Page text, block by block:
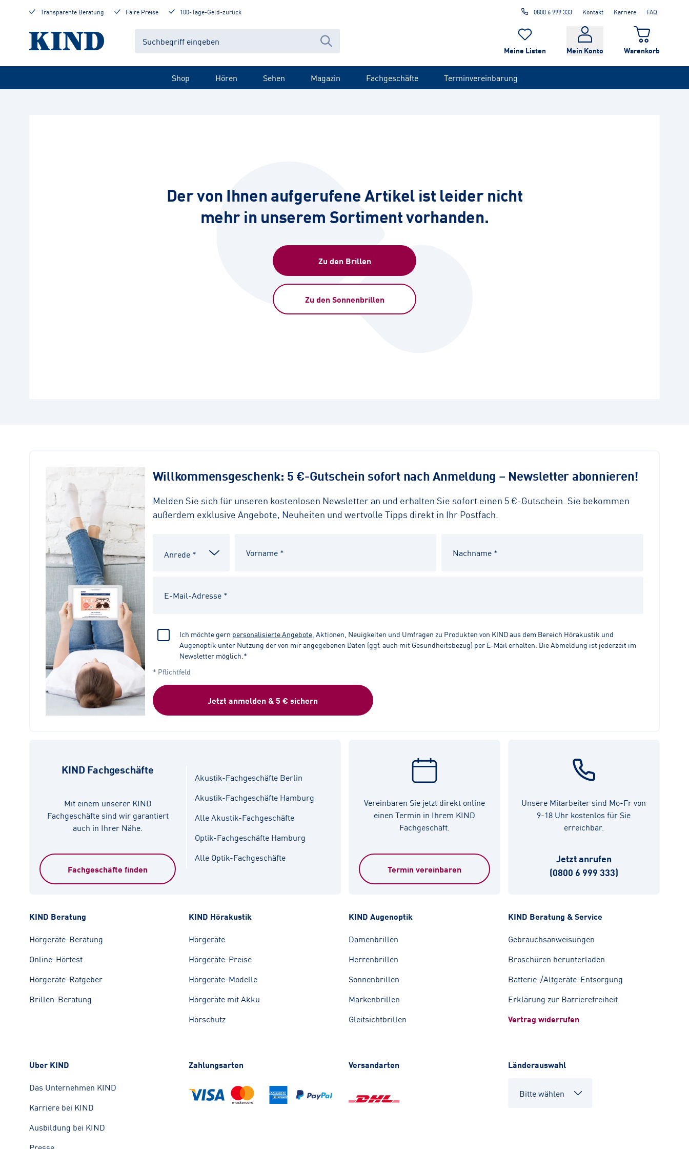
Transparente Beratung Faire Preise 100-Tage-Geld-zurück 0800 6 999 333 Kontakt Karriere FAQ
Meine Listen Mein Konto Warenkorb
Shop Hören Sehen Magazin Fachgeschäfte Terminvereinbarung
Der von Ihnen aufgerufene Artikel ist leider nicht
mehr in unserem Sortiment vorhanden.
Zu den Brillen
Zu den Sonnenbrillen
Willkommensgeschenk: 5 €-Gutschein sofort nach Anmeldung – Newsletter abonnieren!
Melden Sie sich für unseren kostenlosen Newsletter an und erhalten Sie sofort einen 5 €-Gutschein. Sie bekommen
außerdem exklusive Angebote, Neuheiten und wertvolle Tipps direkt in Ihr Postfach.
Ich möchte gern personalisierte Angebote, Aktionen, Neuigkeiten und Umfragen zu Produkten von KIND aus dem Bereich Hörakustik und
Augenoptik unter Nutzung der von mir angegebenen Daten (ggf. auch mit Gesundheitsbezug) per E-Mail erhalten. Die Abmeldung ist jederzeit im
Newsletter möglich.*
* Pflichtfeld
Jetzt anmelden & 5 € sichern
KIND Fachgeschäfte
Mit einem unserer KIND
Fachgeschäfte sind wir garantiert
auch in Ihrer Nähe.
Akustik-Fachgeschäfte Berlin
Akustik-Fachgeschäfte Hamburg
Alle Akustik-Fachgeschäfte
Optik-Fachgeschäfte Hamburg
Alle Optik-Fachgeschäfte
Fachgeschäfte finden
Vereinbaren Sie jetzt direkt online
einen Termin in Ihrem KIND
Fachgeschäft.
Termin vereinbaren
Unsere Mitarbeiter sind Mo-Fr von
9-18 Uhr kostenlos für Sie
erreichbar.
Jetzt anrufen
(0800 6 999 333)
KIND Beratung
Hörgeräte-Beratung
Online-Hörtest
Hörgeräte-Ratgeber
Brillen-Beratung
KIND Hörakustik
Hörgeräte
Hörgeräte-Preise
Hörgeräte-Modelle
Hörgeräte mit Akku
Hörschutz
KIND Augenoptik
Damenbrillen
Herrenbrillen
Sonnenbrillen
Markenbrillen
Gleitsichtbrillen
KIND Beratung & Service
Gebrauchsanweisungen
Broschüren herunterladen
Batterie-/Altgeräte-Entsorgung
Erklärung zur Barrierefreiheit
Vertrag widerrufen
Über KIND
Das Unternehmen KIND
Karriere bei KIND
Ausbildung bei KIND
Zahlungsarten Versandarten Länderauswahl